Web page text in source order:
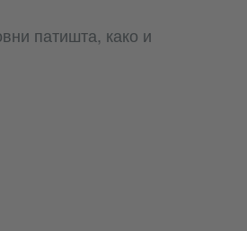
патишта, како и